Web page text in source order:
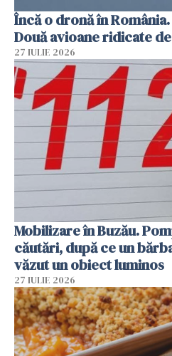
Încă o dronă în
Două avioane ridicate
27 IULIE 2026
Mobilizare în Buzău.
căutări, după ce un
văzut un obiect luminos
27 IULIE 2026